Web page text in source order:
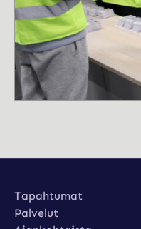
Tapahtumat
Tapahtumat
Palvelut